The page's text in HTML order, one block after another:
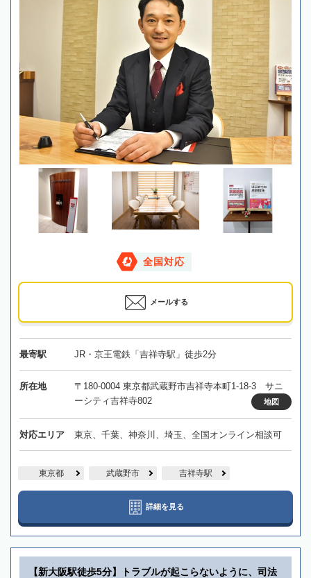
全国対応
メールする
最寄駅 JR・京王電鉄「吉祥寺駅」徒歩2分
所在地
〒180-0004 東京都武蔵野市吉祥寺本町1-18-3 サニ
ーシティ吉祥寺802
地図
対応エリア 東京、千葉、神奈川、埼玉、全国オンライン相談可
東京都 武蔵野市 吉祥寺駅
詳細を見る
【新大阪駅徒歩5分】トラブルが起こらないように、司法